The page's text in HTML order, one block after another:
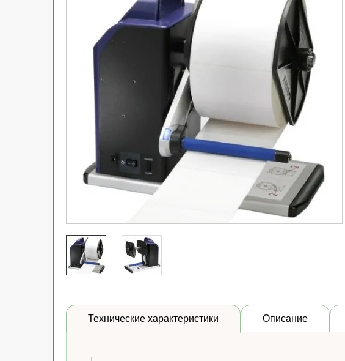
Технические характеристики Описание